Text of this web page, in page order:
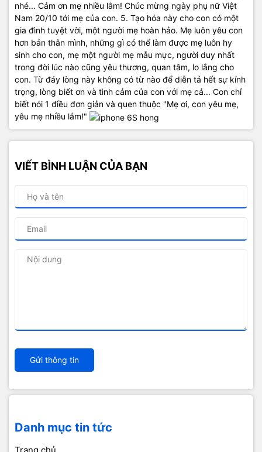
nhé... Cảm ơn mẹ nhiều lắm! Chúc mừng ngày phụ nữ Việt
Nam 20/10 tới mẹ của con. 5. Tạo hóa này cho con có một
gia đình tuyệt vời, một người mẹ hoàn hảo. Mẹ luôn yêu con
hơn bản thân mình, những gì có thể làm được mẹ luôn hy
sinh cho con, mẹ một người mẹ mẫu mực, người duy nhất
trong đời lúc nào cũng yêu thương, quan tâm, lo lắng cho
con. Từ đáy lòng này không có từ nào để diễn tả hết sự kính
trọng, lòng biết ơn và tình cảm của con với mẹ cả... Con chỉ
biết nói 1 điều đơn giản và quen thuộc "Mẹ ơi, con yêu mẹ,
yêu mẹ nhiều lắm!"
VIẾT BÌNH LUẬN CỦA BẠN
Gửi thông tin
Danh mục tin tức